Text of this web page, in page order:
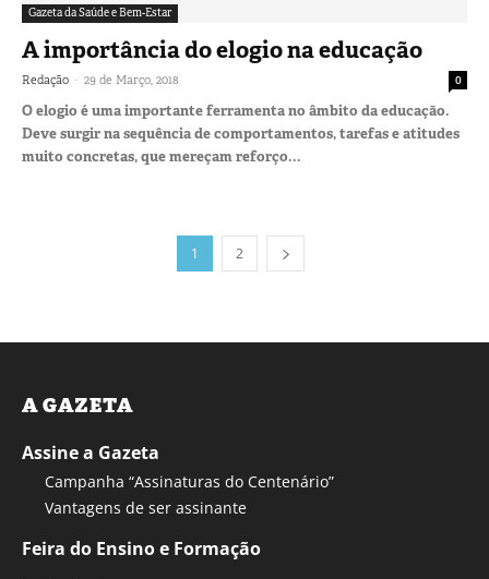
Gazeta da Saúde e Bem-Estar
A importância do elogio na educação
Redação - 29 de Março, 2018 0
O elogio é uma importante ferramenta no âmbito da educação.
Deve surgir na sequência de comportamentos, tarefas e atitudes
muito concretas, que mereçam reforço...
1 2
A GAZETA
Assine a Gazeta
Campanha “Assinaturas do Centenário”
Vantagens de ser assinante
Feira do Ensino e Formação